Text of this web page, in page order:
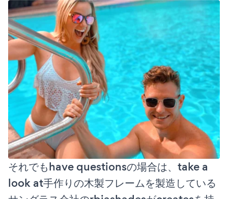
それでもhave questionsの場合は、take a
look at手作りの木製フレームを製造している